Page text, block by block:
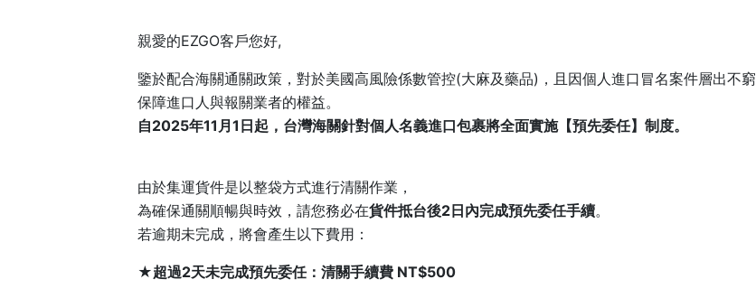
親愛的EZGO客戶您好,
鑒於配合海關通關政策，對於美國高風險係數管控(大麻及藥品)，且因個人進口冒名案件層出不窮
保障進口人與報關業者的權益。
自2025年11月1日起，台灣海關針對個人名義進口包裹將全面實施【預先委任】制度。
由於集運貨件是以整袋方式進行清關作業，
為確保通關順暢與時效，請您務必在貨件抵台後2日內完成預先委任手續。
若逾期未完成，將會產生以下費用：
★超過2天未完成預先委任：清關手續費 NT$500